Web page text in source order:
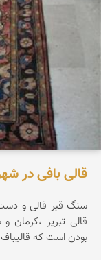
قالی بافی در
سنگ قبر قالی و
بودن است که قالیباف